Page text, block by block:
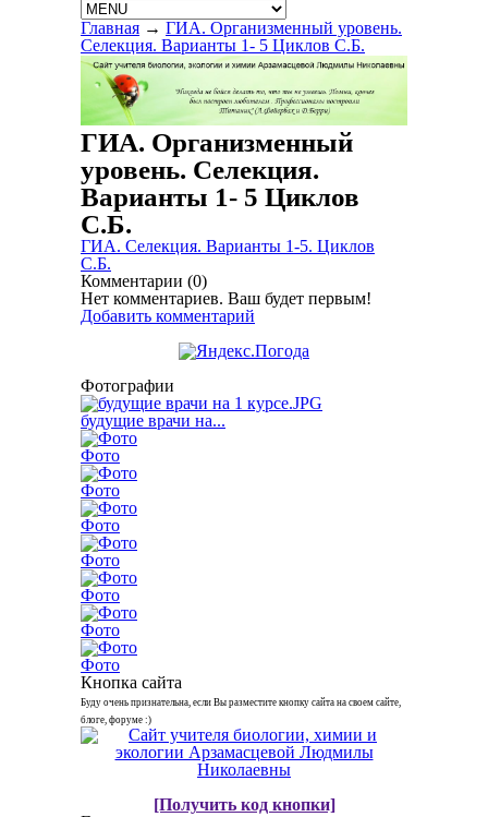
Главная → ГИА. Организменный уровень.
Селекция. Варианты 1- 5 Циклов С.Б.
ГИА. Организменный
уровень. Селекция.
Варианты 1- 5 Циклов
С.Б.
ГИА. Селекция. Варианты 1-5. Циклов
С.Б.
Комментарии (0)
Нет комментариев. Ваш будет первым!
Добавить комментарий
Фотографии
будущие врачи на...
Фото
Фото
Фото
Фото
Фото
Фото
Фото
Кнопка сайта
Буду очень признательна, если Вы разместите кнопку сайта на своем сайте,
блоге, форуме :)
[Получить код кнопки]